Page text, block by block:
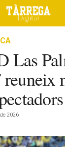
Las
2026